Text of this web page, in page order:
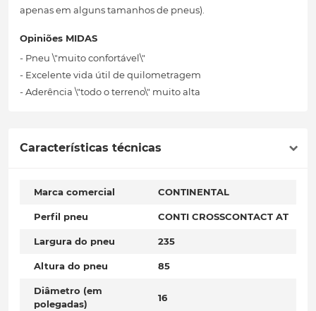
apenas em alguns tamanhos de pneus).
Opiniões MIDAS
- Pneu \"muito confortável\"
- Excelente vida útil de quilometragem
- Aderência \"todo o terreno\" muito alta
Características técnicas
Marca comercial CONTINENTAL
Perfil pneu CONTI CROSSCONTACT AT
Largura do pneu 235
Altura do pneu 85
Diâmetro (em
polegadas)
16